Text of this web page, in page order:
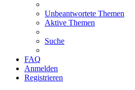
Unbeantwortete Themen
Aktive Themen
Suche
FAQ
Anmelden
Registrieren